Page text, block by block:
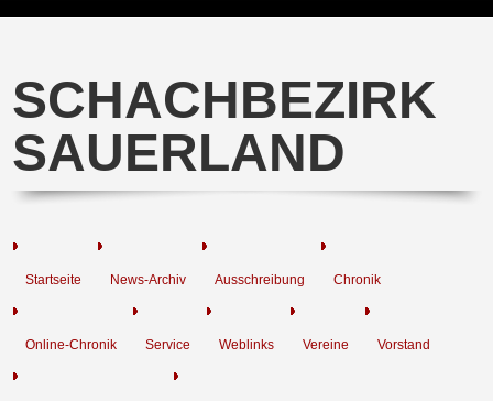
SCHACHBEZIRK
SAUERLAND
Startseite News-Archiv Ausschreibung Chronik
Online-Chronik Service Weblinks Vereine Vorstand